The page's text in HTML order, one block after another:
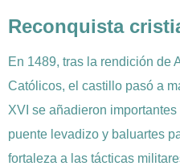
Reconquista
En 1489, tras la rendición de
Católicos, el castillo pasó a
XVI se añadieron
puente levadizo y baluartes
fortaleza a las tácticas